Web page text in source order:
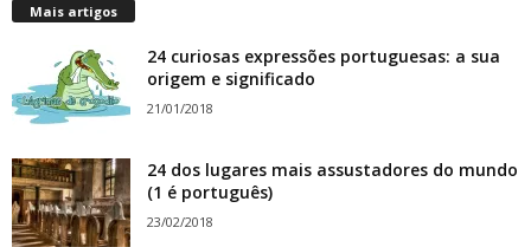
Mais artigos
24 curiosas expressões portuguesas: a sua
origem e significado
21/01/2018
24 dos lugares mais assustadores do mundo
(1 é português)
23/02/2018